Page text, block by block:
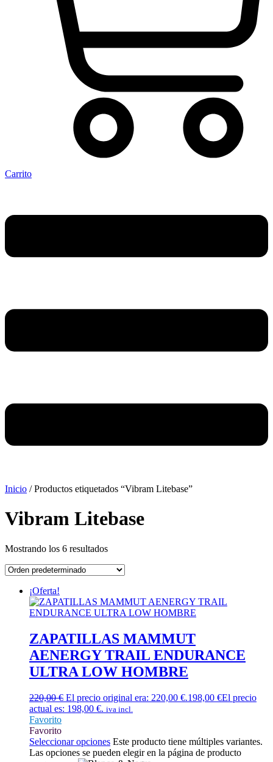
Carrito
Inicio / Productos etiquetados “Vibram Litebase”
Vibram Litebase
Mostrando los 6 resultados
¡Oferta!
ZAPATILLAS MAMMUT
AENERGY TRAIL ENDURANCE
ULTRA LOW HOMBRE
220,00€ El precio original era: 220,00 €.198,00 €El precio
actual es: 198,00 €. iva incl.
Favorito
Favorito
Seleccionar opciones Este producto tiene múltiples variantes.
Las opciones se pueden elegir en la página de producto